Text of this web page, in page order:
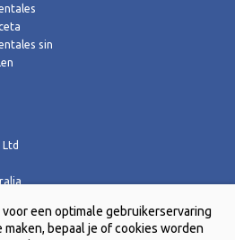
sin
een optimale gebruikerservaring
bepaal je of cookies worden